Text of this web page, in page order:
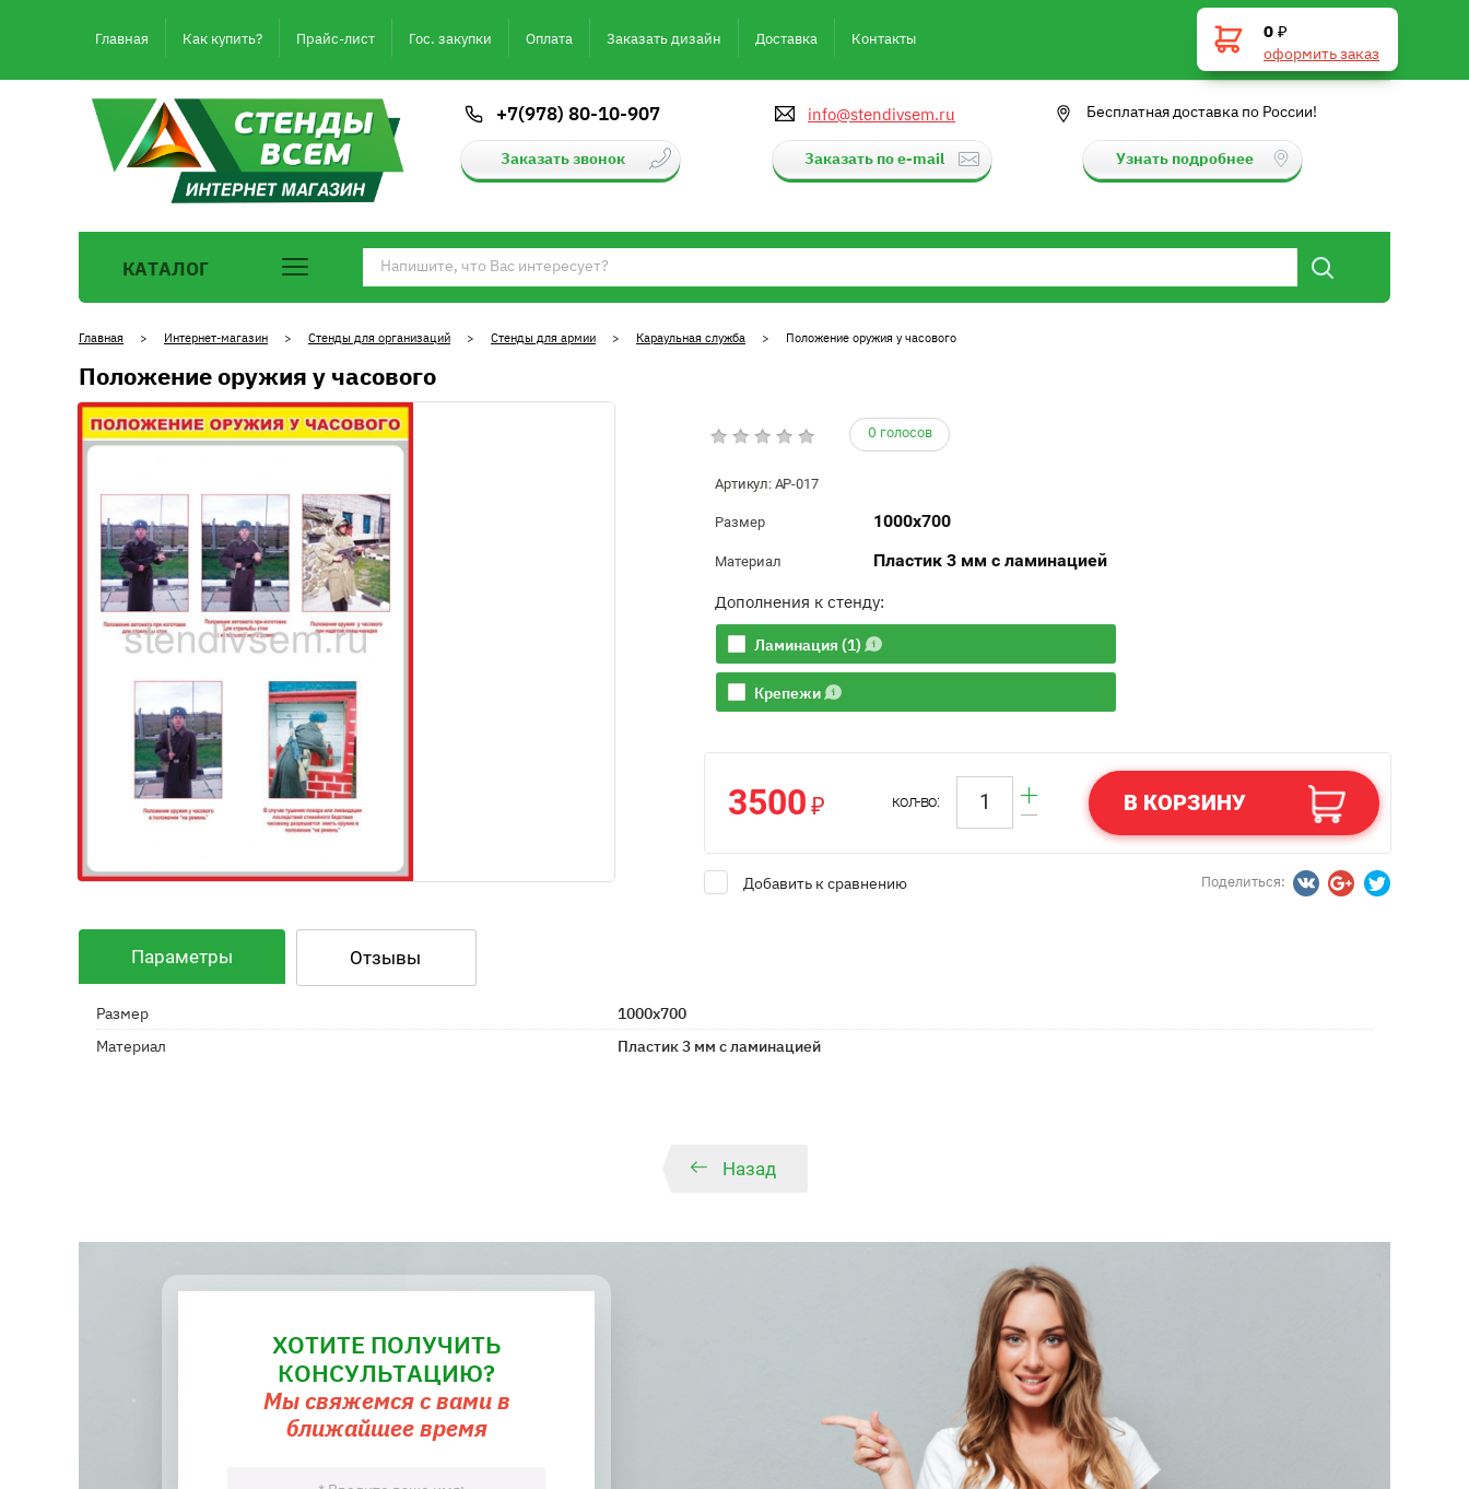
Главная Как купить? Прайс-лист Гос. закупки Оплата Заказать дизайн Доставка Контакты 0₽
оформить заказ
+7(978) 80-10-907
Заказать звонок
info@stendivsem.ru
Заказать по e-mail
Бесплатная доставка по России!
Узнать подробнее
КАТАЛОГ
Главная > Интернет-магазин > Стенды для организаций > Стенды для армии > Караульная служба > Положение оружия у часового
Положение оружия у часового
0 голосов
Артикул:АР-017
Размер 1000х700
Материал Пластик 3 мм с ламинацией
Дополнения к стенду:
Ламинация (1)
Крепежи
3500₽ кол-во: В КОРЗИНУ
Добавить к сравнению Поделиться:
Параметры Отзывы
Размер
1000х700
Материал
Пластик 3 мм с ламинацией
Назад
ХОТИТЕ ПОЛУЧИТЬ
КОНСУЛЬТАЦИЮ?
Мы свяжемся с вами в
ближайшее время